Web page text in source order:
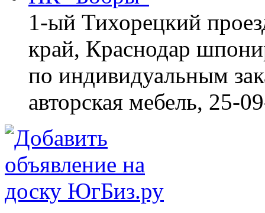
1-ый Тихорецкий
край, Краснодар
по индивидуальным
авторская мебель, 25-